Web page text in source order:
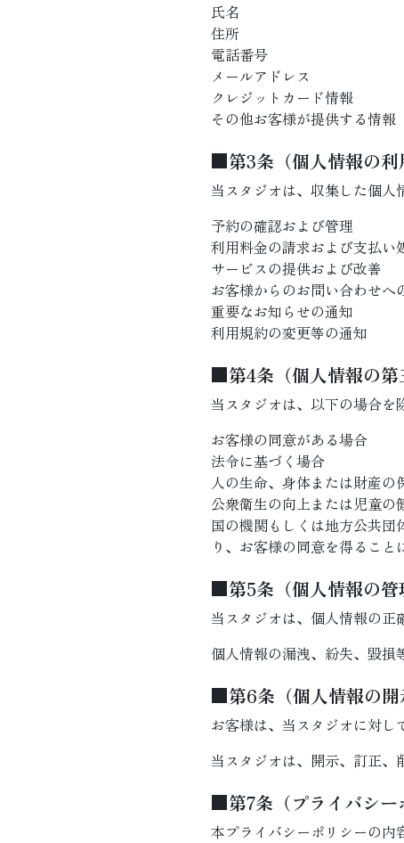
氏名
住所
電話番号
メールアドレス
クレジットカード情報
その他お客様が提供する情報
■第3条（個人情報の利
当スタジオは、収集した個人
予約の確認および管理
利用料金の請求および支払い
サービスの提供および改善
お客様からのお問い合わせへ
重要なお知らせの通知
利用規約の変更等の通知
■第4条（個人情報の第
当スタジオは、以下の場合を
お客様の同意がある場合
法令に基づく場合
人の生命、身体または財産
公衆衛生の向上または児童の
国の機関もしくは地方公共
り、お客様の同意を得るこ
■第5条（個人情報の管
当スタジオは、個人情報の正
個人情報の漏洩、紛失、毀損
■第6条（個人情報の開
お客様は、当スタジオに対し
当スタジオは、開示、訂正、
■第7条（プライバシー
本プライバシーポリシーの内